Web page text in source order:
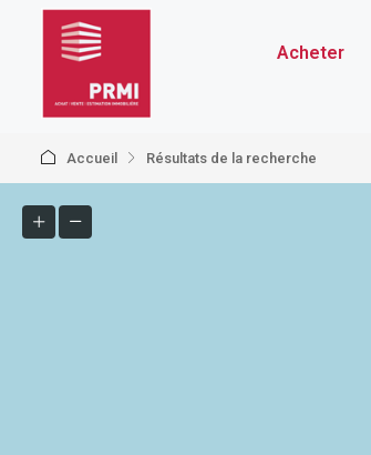
Acheter
Accueil Résultats de la recherche